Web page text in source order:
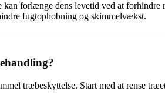
forlænge dens levetid ved at forhindre
fugtophobning og skimmelvækst.
træbeskyttelse. Start med at rense